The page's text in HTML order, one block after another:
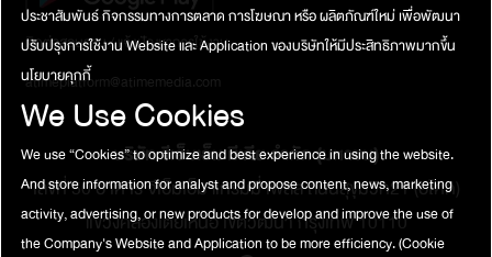
ติดต่อสอบถาม / แจ้งปัญหาการใช้งาน
atimeplatform@atimemedia.com
บริษัท จีเอ็มเอ็ม มีเดีย จำกัด (มหาชน)
เลขที่ 50 อาคาร จีเอ็มเอ็ม แกรมมี่ เพลส ถนนสุขุมวิท21 (อโศก)
แขวงคลองเตยเหนือ เขตวัฒนา กรุงเทพ 10110
ประชาสัมพันธ์ กิจกรรมทางการตลาด การโฆษณา หรือ ผลิตภัณฑ์ใหม่ เพื่อพัฒนา
ปรับปรุงการใช้งาน Website และ Application ของบริษัทให้มีประสิทธิภาพมากขึ้น
นโยบายคุกกี้
We Use Cookies
We use “Cookies” to optimize and best experience in using the website.
And store information for analyst and propose content, news, marketing
activity, advertising, or new products for develop and improve the use of
the Company's Website and Application to be more efficiency.(Cookie